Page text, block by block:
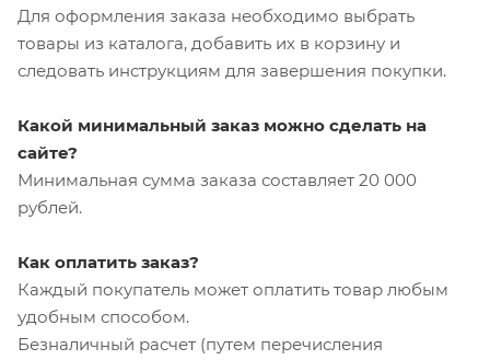
Для оформления заказа необходимо выбрать
товары из каталога, добавить их в корзину и
следовать инструкциям для завершения покупки.
Какой минимальный заказ можно сделать на
сайте?
Минимальная сумма заказа составляет 20 000
рублей.
Как оплатить заказ?
Каждый покупатель может оплатить товар любым
удобным способом.
Безналичный расчет (путем перечисления